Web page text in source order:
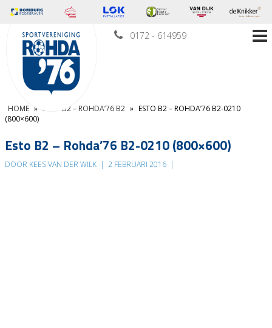
0172 - 614959
HOME » ESTO B2 – ROHDA’76 B2 » ESTO B2 – ROHDA’76 B2-0210
(800×600)
Esto B2 – Rohda’76 B2-0210 (800×600)
DOOR KEES VAN DER WILK | 2 FEBRUARI 2016 |